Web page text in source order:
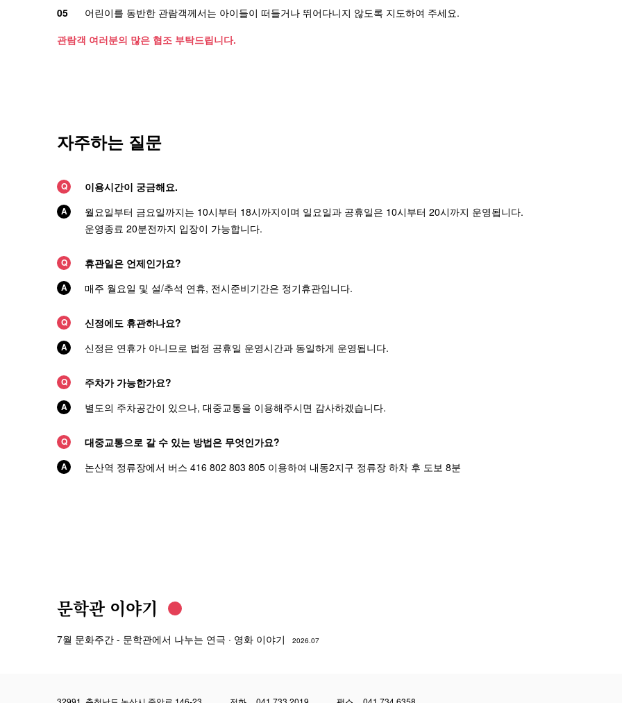
어린이를 동반한 관람객께서는 아이들이 떠들거나 뛰어다니지 않도록 지도하여 주세요.
관람객 여러분의 많은 협조 부탁드립니다.
자주하는 질문
이용시간이 궁금해요.
월요일부터 금요일까지는 10시부터 18시까지이며 일요일과 공휴일은 10시부터 20시까지 운영됩니다.
운영종료 20분전까지 입장이 가능합니다.
휴관일은 언제인가요?
매주 월요일 및 설/추석 연휴, 전시준비기간은 정기휴관입니다.
신정에도 휴관하나요?
신정은 연휴가 아니므로 법정 공휴일 운영시간과 동일하게 운영됩니다.
주차가 가능한가요?
별도의 주차공간이 있으나, 대중교통을 이용해주시면 감사하겠습니다.
대중교통으로 갈 수 있는 방법은 무엇인가요?
논산역 정류장에서 버스 416 802 803 805 이용하여 내동2지구 정류장 하차 후 도보 8분
문학관 이야기
7월 문화주간 - 문학관에서 나누는 연극 · 영화 이야기 2026.07
32991, 충청남도 논산시 중앙로 146-23 전화 041.733.2019 팩스 041.734.6358